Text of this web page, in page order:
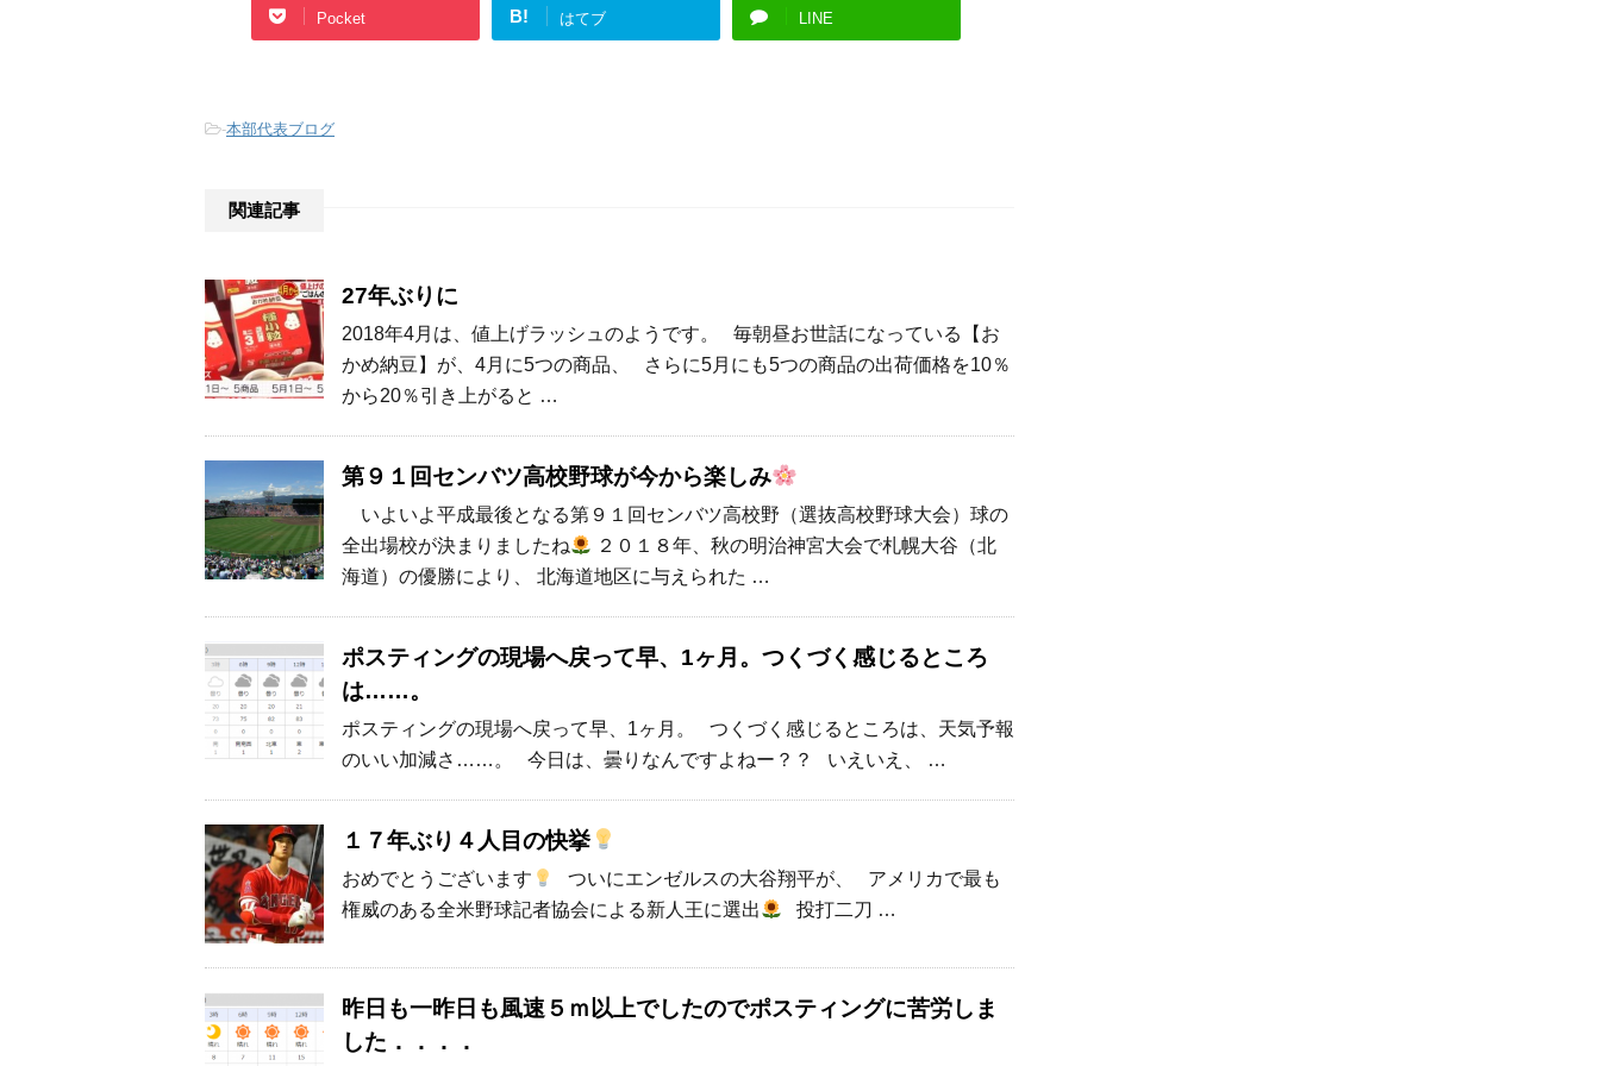
Pocket B! はてブ LINE
-本部代表ブログ
関連記事
27年ぶりに
2018年4月は、値上げラッシュのようです。 毎朝昼お世話になっている【お
かめ納豆】が、4月に5つの商品、 さらに5月にも5つの商品の出荷価格を10％
から20％引き上がると …
第９１回センバツ高校野球が今から楽しみ
いよいよ平成最後となる第９１回センバツ高校野（選抜高校野球大会）球の
全出場校が決まりましたね
２０１８年、秋の明治神宮大会で札幌大谷（北
海道）の優勝により、 北海道地区に与えられた …
ポスティングの現場へ戻って早、1ヶ月。つくづく感じるところ
は……。
ポスティングの現場へ戻って早、1ヶ月。 つくづく感じるところは、天気予報
のいい加減さ……。 今日は、曇りなんですよねー？？ いえいえ、 …
１７年ぶり４人目の快挙
おめでとうございます
ついにエンゼルスの大谷翔平が、 アメリカで最も
権威のある全米野球記者協会による新人王に選出
投打二刀 …
昨日も一昨日も風速５ｍ以上でしたのでポスティングに苦労しま
した．．．．